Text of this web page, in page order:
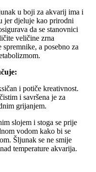
u boji za akvarij ima i
jer djeluje kao prirodni
da se stanovnici
veličine zrna
a posebno za
i potiče kreativnost.
i savršena je za
grijanjem.
slojem i stoga se prije
vodom kako bi se
Šljunak se ne smije
temperature akvarija.